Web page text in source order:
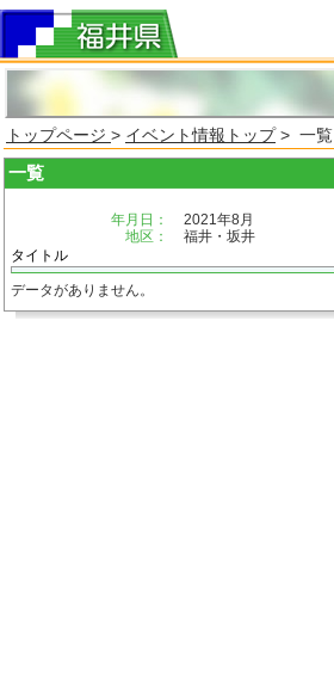
トップページ > イベント情報トップ> 一覧
一覧
年月日：
2021年8月
地区：
福井・坂井
タイトル
データがありません。